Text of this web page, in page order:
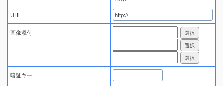
URL
画像添付
暗証キー